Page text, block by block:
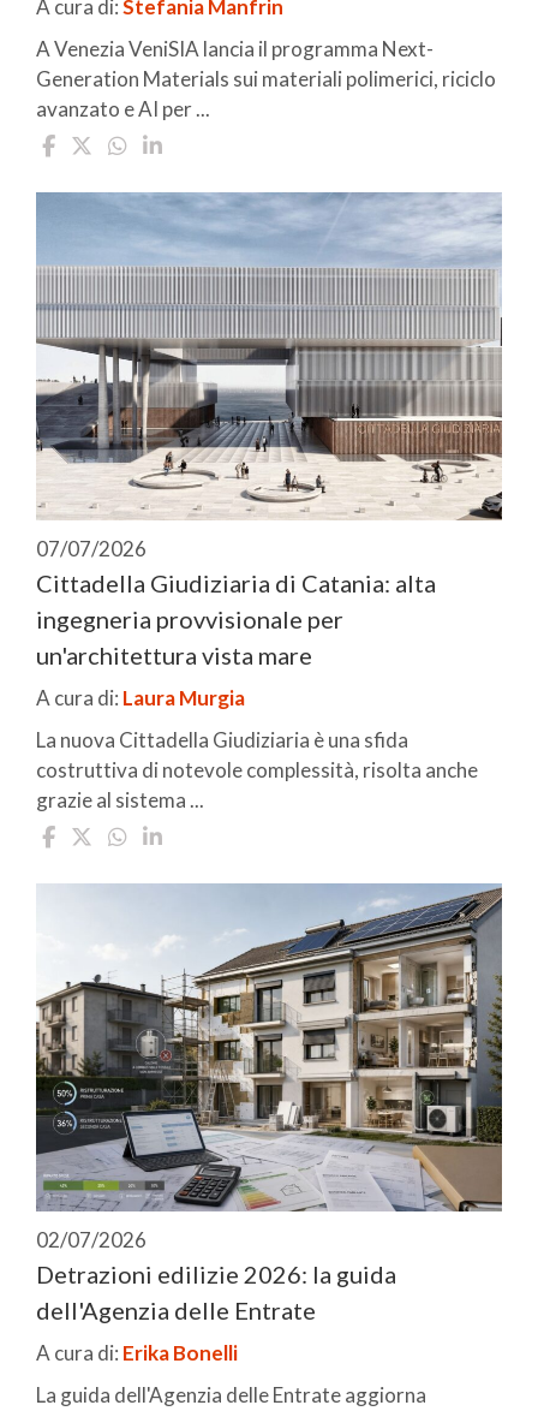
A cura di:Stefania Manfrin
A Venezia VeniSIA lancia il programma Next-
Generation Materials sui materiali polimerici, riciclo
avanzato e AI per ...
07/07/2026
Cittadella Giudiziaria di Catania: alta
ingegneria provvisionale per
un'architettura vista mare
A cura di: Laura Murgia
La nuova Cittadella Giudiziaria è una sfida
costruttiva di notevole complessità, risolta anche
grazie al sistema ...
02/07/2026
Detrazioni edilizie 2026: la guida
dell'Agenzia delle Entrate
A cura di: Erika Bonelli
La guida dell'Agenzia delle Entrate aggiorna